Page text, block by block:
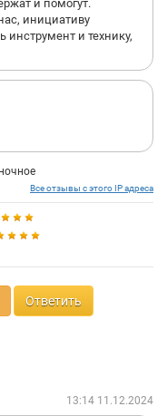
и помогут.
инициативу
и технику,
Все отзывы с этого IP адреса
Ответить
13:14 11.12.2024